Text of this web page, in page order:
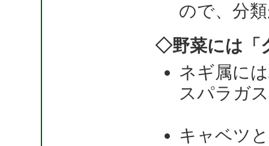
ので、分
◇野菜には「
ネギ属に
スパラガ
キャベツ